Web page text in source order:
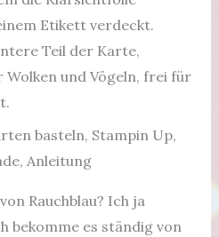
Etikett verdeckt.
Teil der Karte,
Wolken und Vögeln, frei für
Rauchblau? Ich ja
bekomme es ständig von